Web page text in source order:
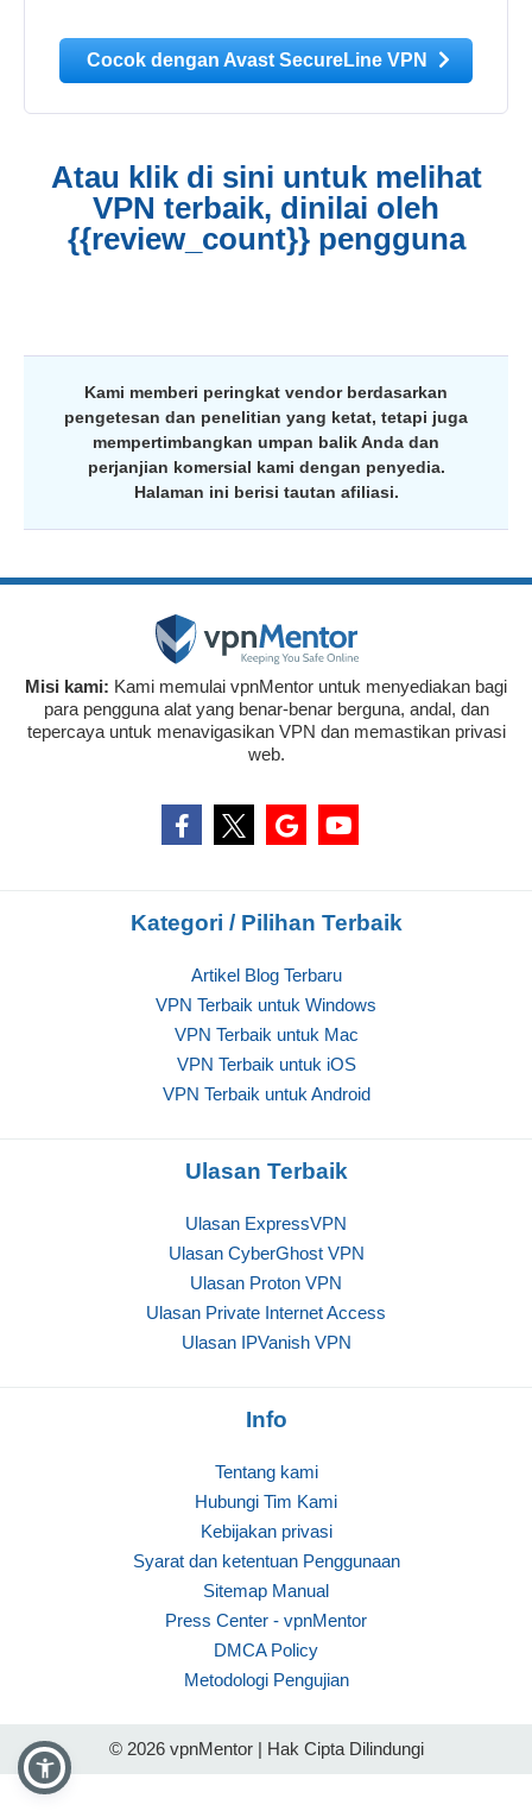
Cocok dengan Avast SecureLine VPN
Atau klik di sini untuk melihat
VPN terbaik, dinilai oleh
{{review_count}} pengguna
Kami memberi peringkat vendor berdasarkan
pengetesan dan penelitian yang ketat, tetapi juga
mempertimbangkan umpan balik Anda dan
perjanjian komersial kami dengan penyedia.
Halaman ini berisi tautan afiliasi.
Misi kami: Kami memulai vpnMentor untuk menyediakan bagi
para pengguna alat yang benar-benar berguna, andal, dan
tepercaya untuk menavigasikan VPN dan memastikan privasi
web.
Kategori / Pilihan Terbaik
Artikel Blog Terbaru
VPN Terbaik untuk Windows
VPN Terbaik untuk Mac
VPN Terbaik untuk iOS
VPN Terbaik untuk Android
Ulasan Terbaik
Ulasan ExpressVPN
Ulasan CyberGhost VPN
Ulasan Proton VPN
Ulasan Private Internet Access
Ulasan IPVanish VPN
Info
Tentang kami
Hubungi Tim Kami
Kebijakan privasi
Syarat dan ketentuan Penggunaan
Sitemap Manual
Press Center - vpnMentor
DMCA Policy
Metodologi Pengujian
© 2026 vpnMentor | Hak Cipta Dilindungi